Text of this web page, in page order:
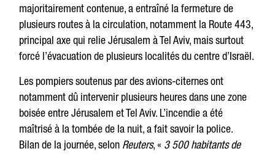
majoritairement contenue, a entraîné la fermeture de
plusieurs routes à la circulation, notamment la Route 443,
principal axe qui relie Jérusalem à Tel Aviv, mais surtout
forcé l’évacuation de plusieurs localités du centre d’Israël.
Les pompiers soutenus par des avions-citernes ont
notamment dû intervenir plusieurs heures dans une zone
boisée entre Jérusalem et Tel Aviv. L’incendie a été
maîtrisé à la tombée de la nuit, a fait savoir la police.
Bilan de la journée, selon Reuters, « 3 500 habitants de